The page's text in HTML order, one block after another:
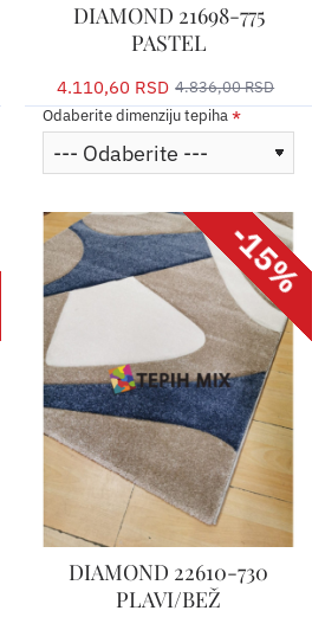
DIAMOND 21698-775
PASTEL
4.110,60 RSD 4.836,00 RSD
Odaberite dimenziju tepiha
-15%
DIAMOND 22610-730
PLAVI/BEŽ